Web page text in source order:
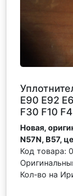
Е90 Е92
F30 F10
Новая,
N57N, B57,
Код товара:
Кол-во на